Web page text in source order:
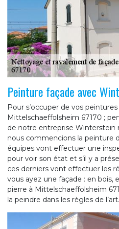
Peinture façade avec
Pour s’occuper de vos
Mittelschaeffolsheim 67170 ;
de notre entreprise Winterstein
nous commencions la peinture
équipes vont effectuer une
pour voir son état et s’il y a
ces derniers vont effectuer les
vous ayez une façade : en bois,
pierre à Mittelschaeffolsheim
la peindre dans les règles de l’art.